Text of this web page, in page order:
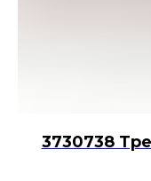
3730738